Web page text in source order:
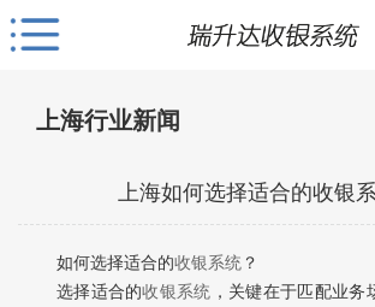
上海行业新闻
上海如何选择适合的收银
如何选择适合的收银系统 ？
选择适合的收银系统 ，关键在于‌匹配业